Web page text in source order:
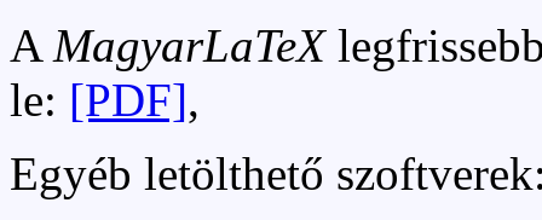
A MagyarLaTeX
le: [PDF],
Egyéb letölthető